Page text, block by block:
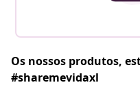
Os nossos produtos,
#sharemevidaxl